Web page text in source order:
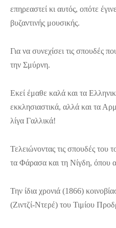
επηρεαστεί κι αυτός, οπότε
βυζαντινής μουσικής.
Για να συνεχίσει τις σπουδές
την Σμύρνη.
Εκεί έμαθε καλά και τα
εκκλησιαστικά, αλλά και τα
λίγα Γαλλικά!
Τελειώνοντας τις σπουδές του
τα Φάρασα και τη Νίγδη, όπου
Την ίδια χρονιά (1866)
(Ζιντζί-Ντερέ) του Τιμίου